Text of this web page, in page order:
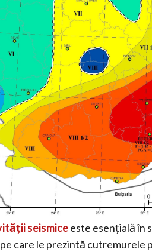
seismiceeste esențială în
care le prezintă